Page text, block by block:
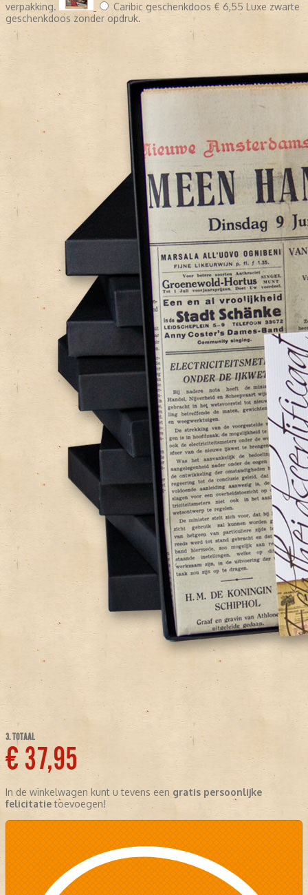
verpakking. Caribic geschenkdoos € 6,55 Luxe zwarte
geschenkdoos zonder opdruk.
3. TOTAAL
€ 37,95
In de winkelwagen kunt u tevens een gratis persoonlijke
felicitatietoevoegen!